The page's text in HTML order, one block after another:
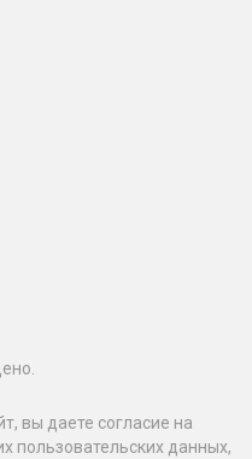
вы даете согласие на
пользовательских данных,